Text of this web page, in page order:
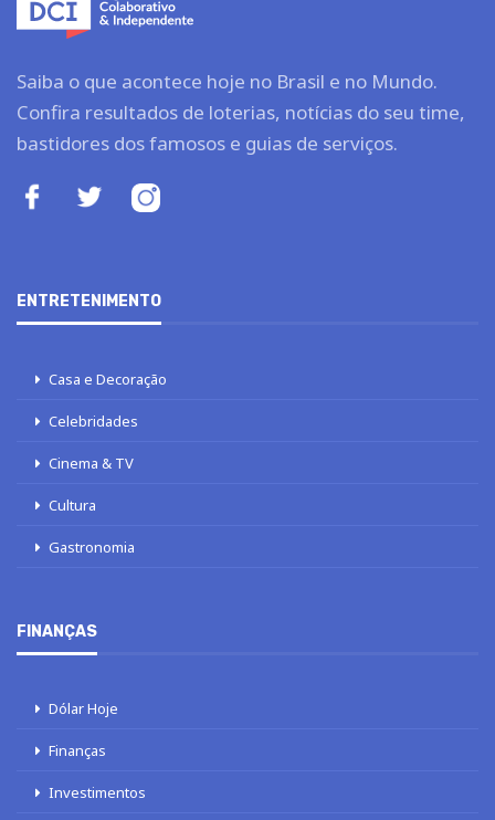
Saiba o que acontece hoje no Brasil e no Mundo.
Confira resultados de loterias, notícias do seu time,
bastidores dos famosos e guias de serviços.
ENTRETENIMENTO
Casa e Decoração
Celebridades
Cinema & TV
Cultura
Gastronomia
FINANÇAS
Dólar Hoje
Finanças
Investimentos